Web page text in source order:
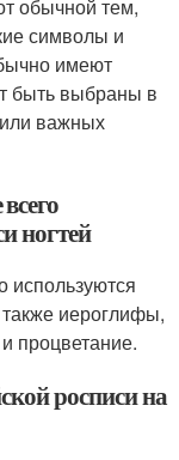
обычной тем,
символы и
имеют
быть выбраны в
важных
ногтей
используются
иероглифы,
процветание.
росписи на